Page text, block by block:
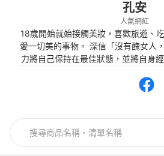
孔安
人氣網紅
18歲開始就始接觸美妝，喜歡旅遊、
愛一切美的事物。 深信「沒有醜女人，只有懶女人」，因此努
力將自己保持在最佳狀態，並將自身
優良商品的資訊，花最少的錢，